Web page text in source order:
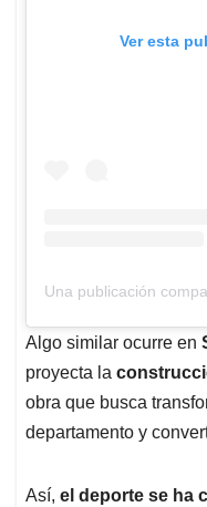
Ver esta
Una publicación
Algo similar ocurre en
proyecta la
obra que busca
departamento y
Así, el deporte se ha